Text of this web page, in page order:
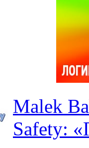
Malek
Safety: